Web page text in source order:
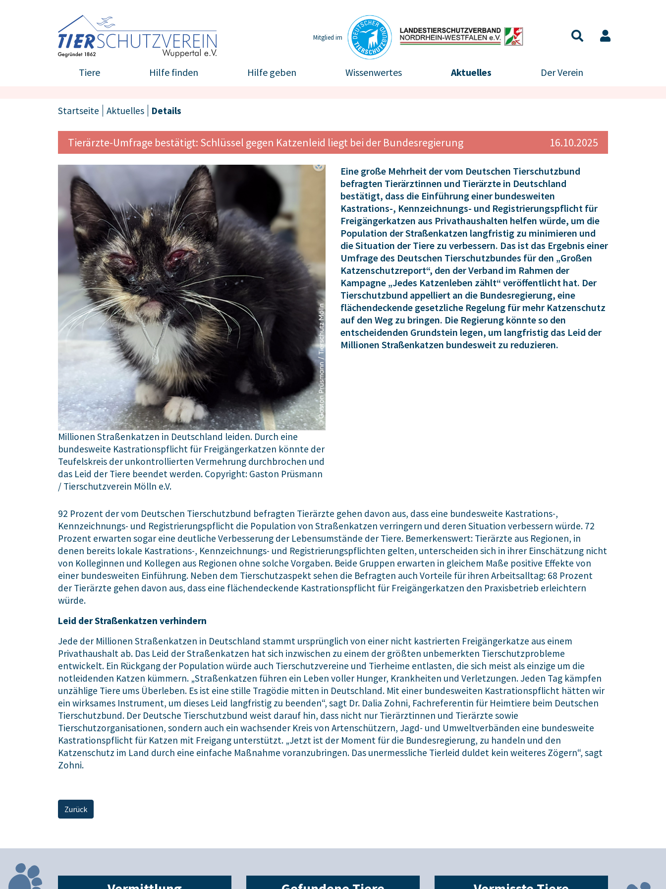
Mitglied im
Tiere Hilfe finden Hilfe geben Wissenwertes Aktuelles Der Verein
Startseite Aktuelles Details
Tierärzte-Umfrage bestätigt: Schlüssel gegen Katzenleid liegt bei der Bundesregierung 16.10.2025
Millionen Straßenkatzen in Deutschland leiden. Durch eine
bundesweite Kastrationspflicht für Freigängerkatzen könnte der
Teufelskreis der unkontrollierten Vermehrung durchbrochen und
das Leid der Tiere beendet werden. Copyright: Gaston Prüsmann
/ Tierschutzverein Mölln e.V.
Eine große Mehrheit der vom Deutschen Tierschutzbund
befragten Tierärztinnen und Tierärzte in Deutschland
bestätigt, dass die Einführung einer bundesweiten
Kastrations-, Kennzeichnungs- und Registrierungspflicht für
Freigängerkatzen aus Privathaushalten helfen würde, um die
Population der Straßenkatzen langfristig zu minimieren und
die Situation der Tiere zu verbessern. Das ist das Ergebnis einer
Umfrage des Deutschen Tierschutzbundes für den „Großen
Katzenschutzreport“, den der Verband im Rahmen der
Kampagne „Jedes Katzenleben zählt“ veröffentlicht hat. Der
Tierschutzbund appelliert an die Bundesregierung, eine
flächendeckende gesetzliche Regelung für mehr Katzenschutz
auf den Weg zu bringen. Die Regierung könnte so den
entscheidenden Grundstein legen, um langfristig das Leid der
Millionen Straßenkatzen bundesweit zu reduzieren.
92 Prozent der vom Deutschen Tierschutzbund befragten Tierärzte gehen davon aus, dass eine bundesweite Kastrations-,
Kennzeichnungs- und Registrierungspflicht die Population von Straßenkatzen verringern und deren Situation verbessern würde. 72
Prozent erwarten sogar eine deutliche Verbesserung der Lebensumstände der Tiere. Bemerkenswert: Tierärzte aus Regionen, in
denen bereits lokale Kastrations-, Kennzeichnungs- und Registrierungspflichten gelten, unterscheiden sich in ihrer Einschätzung nicht
von Kolleginnen und Kollegen aus Regionen ohne solche Vorgaben. Beide Gruppen erwarten in gleichem Maße positive Effekte von
einer bundesweiten Einführung. Neben dem Tierschutzaspekt sehen die Befragten auch Vorteile für ihren Arbeitsalltag: 68 Prozent
der Tierärzte gehen davon aus, dass eine flächendeckende Kastrationspflicht für Freigängerkatzen den Praxisbetrieb erleichtern
würde.
Leid der Straßenkatzen verhindern
Jede der Millionen Straßenkatzen in Deutschland stammt ursprünglich von einer nicht kastrierten Freigängerkatze aus einem
Privathaushalt ab. Das Leid der Straßenkatzen hat sich inzwischen zu einem der größten unbemerkten Tierschutzprobleme
entwickelt. Ein Rückgang der Population würde auch Tierschutzvereine und Tierheime entlasten, die sich meist als einzige um die
notleidenden Katzen kümmern. „Straßenkatzen führen ein Leben voller Hunger, Krankheiten und Verletzungen. Jeden Tag kämpfen
unzählige Tiere ums Überleben. Es ist eine stille Tragödie mitten in Deutschland. Mit einer bundesweiten Kastrationspflicht hätten wir
ein wirksames Instrument, um dieses Leid langfristig zu beenden“, sagt Dr. Dalia Zohni, Fachreferentin für Heimtiere beim Deutschen
Tierschutzbund. Der Deutsche Tierschutzbund weist darauf hin, dass nicht nur Tierärztinnen und Tierärzte sowie
Tierschutzorganisationen, sondern auch ein wachsender Kreis von Artenschützern, Jagd- und Umweltverbänden eine bundesweite
Kastrationspflicht für Katzen mit Freigang unterstützt. „Jetzt ist der Moment für die Bundesregierung, zu handeln und den
Katzenschutz im Land durch eine einfache Maßnahme voranzubringen. Das unermessliche Tierleid duldet kein weiteres Zögern“, sagt
Zohni.
Zurück